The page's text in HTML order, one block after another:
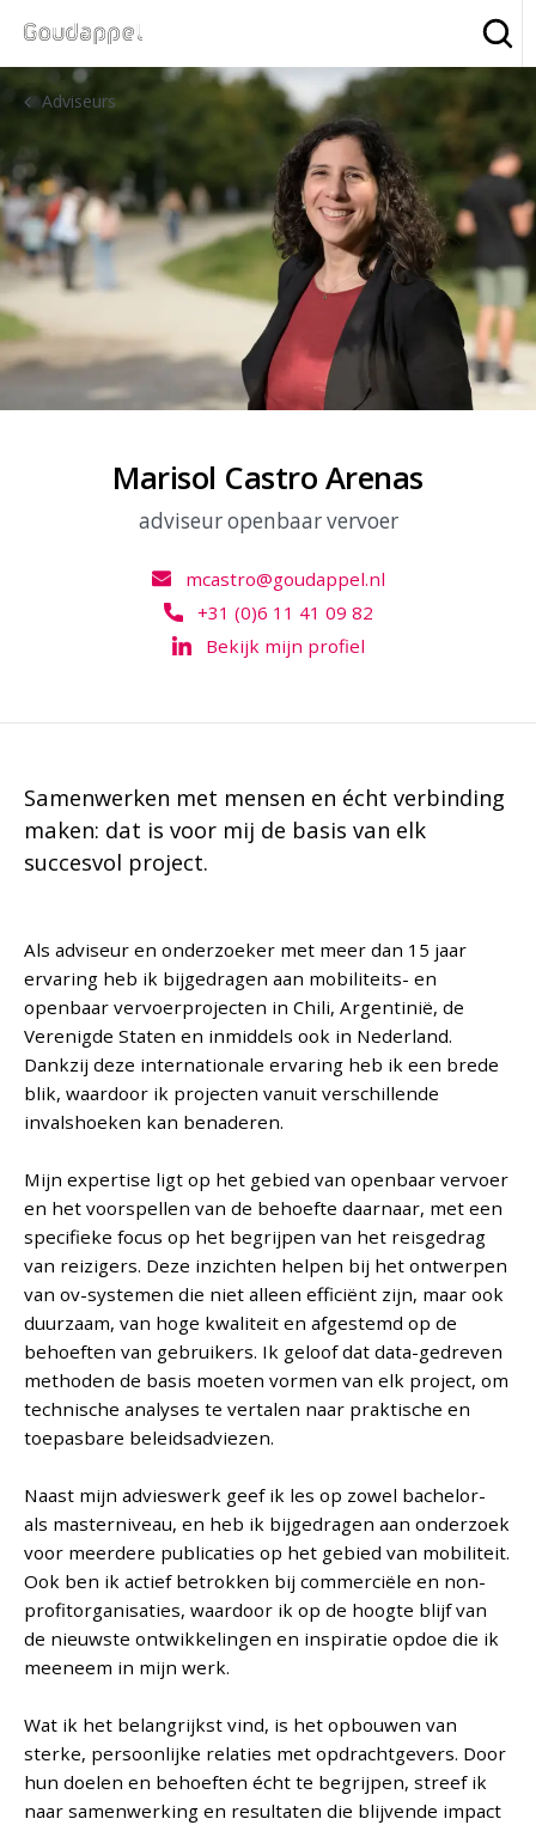
Adviseurs
Marisol Castro Arenas
adviseur openbaar vervoer
mcastro@goudappel.nl
+31 (0)6 11 41 09 82
Bekijk mijn profiel
Samenwerken met mensen en écht verbinding
maken: dat is voor mij de basis van elk
succesvol project.
Als adviseur en onderzoeker met meer dan 15 jaar
ervaring heb ik bijgedragen aan mobiliteits- en
openbaar vervoerprojecten in Chili, Argentinië, de
Verenigde Staten en inmiddels ook in Nederland.
Dankzij deze internationale ervaring heb ik een brede
blik, waardoor ik projecten vanuit verschillende
invalshoeken kan benaderen.
Mijn expertise ligt op het gebied van openbaar vervoer
en het voorspellen van de behoefte daarnaar, met een
specifieke focus op het begrijpen van het reisgedrag
van reizigers. Deze inzichten helpen bij het ontwerpen
van ov-systemen die niet alleen efficiënt zijn, maar ook
duurzaam, van hoge kwaliteit en afgestemd op de
behoeften van gebruikers. Ik geloof dat data-gedreven
methoden de basis moeten vormen van elk project, om
technische analyses te vertalen naar praktische en
toepasbare beleidsadviezen.
Naast mijn advieswerk geef ik les op zowel bachelor-
als masterniveau, en heb ik bijgedragen aan onderzoek
voor meerdere publicaties op het gebied van mobiliteit.
Ook ben ik actief betrokken bij commerciële en non-
profitorganisaties, waardoor ik op de hoogte blijf van
de nieuwste ontwikkelingen en inspiratie opdoe die ik
meeneem in mijn werk.
Wat ik het belangrijkst vind, is het opbouwen van
sterke, persoonlijke relaties met opdrachtgevers. Door
hun doelen en behoeften écht te begrijpen, streef ik
naar samenwerking en resultaten die blijvende impact